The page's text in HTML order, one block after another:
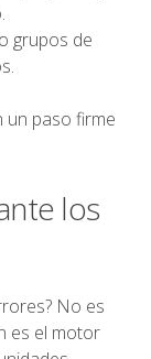
grupos de
un paso firme
los
No es
es el motor